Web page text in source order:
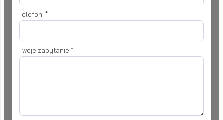
Telefon: *
Twoje zapytanie *